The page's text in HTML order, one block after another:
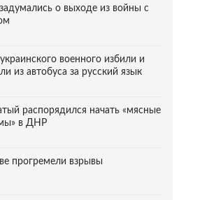
о выходе из войны с
военного избили и
из автобуса за русский язык
распорядился начать «мясные
в ДНР
прогремели взрывы